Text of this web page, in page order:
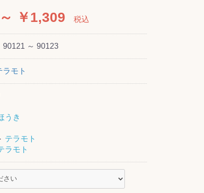
￥1,309 税込
90121 ～ 90123
ラモト
うき
テラモト
ラモト